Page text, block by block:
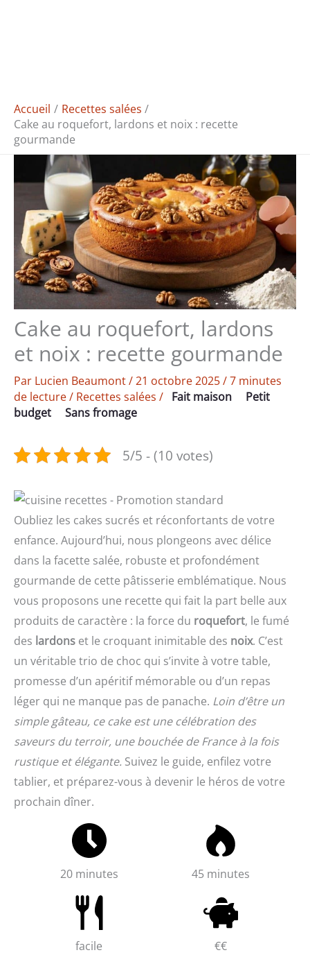
Accueil
Recettes salées
Cake au roquefort, lardons et noix : recette
gourmande
Cake au roquefort, lardons
et noix : recette gourmande
Par Lucien Beaumont/21 octobre 2025/7 minutes
de lecture/ Recettes salées / Fait maison
Petit
budget
Sans fromage
5/5 - (10 votes)
Oubliez les cakes sucrés et réconfortants de votre
enfance. Aujourd’hui, nous plongeons avec délice
dans la facette salée, robuste et profondément
gourmande de cette pâtisserie emblématique. Nous
vous proposons une recette qui fait la part belle aux
produits de caractère : la force du roquefort, le fumé
des lardons et le croquant inimitable des noix. C’est
un véritable trio de choc qui s’invite à votre table,
promesse d’un apéritif mémorable ou d’un repas
léger qui ne manque pas de panache. Loin d’être un
simple gâteau, ce cake est une célébration des
saveurs du terroir, une bouchée de France à la fois
rustique et élégante. Suivez le guide, enfilez votre
tablier, et préparez-vous à devenir le héros de votre
prochain dîner.
20 minutes 45 minutes
facile €€